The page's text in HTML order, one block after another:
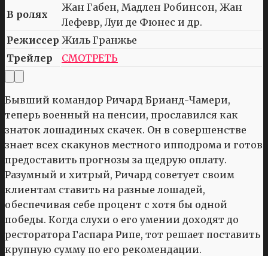
В ролях
Жан Габен, Мадлен Робинсон, Жан
Лефевр, Луи де Фюнес и др.
Режиссер Жиль Гранжье
Трейлер
СМОТРЕТЬ
Бывший командор Ричард Брианд-Чамери,
теперь военный на пенсии, прославился как
знаток лошадиных скачек. Он в совершенстве
знает всех скакунов местного ипподрома и готов
предоставить прогнозы за щедрую оплату.
Разумный и хитрый, Ричард советует своим
клиентам ставить на разные лошадей,
обеспечивая себе процент с хотя бы одной
победы. Когда слухи о его умении доходят до
ресторатора Гаспара Рипе, тот решает поставить
крупную сумму по его рекомендации.